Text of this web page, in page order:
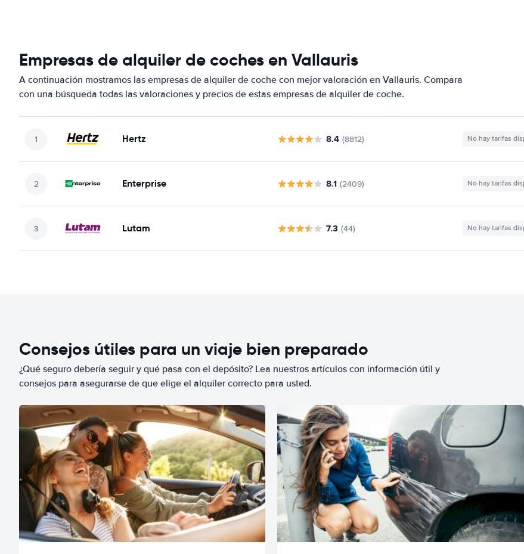
Empresas de alquiler de coches en Vallauris
A continuación mostramos las empresas de alquiler de coche con mejor valoración en Vallauris. Compara
con una búsqueda todas las valoraciones y precios de estas empresas de alquiler de coche.
Hertz 8.4 (8812) No hay tarifas
Enterprise 8.1 (2409) No hay tarifas
Lutam 7.3 (44) No hay tarifas
Consejos útiles para un viaje bien preparado
¿Qué seguro debería seguir y qué pasa con el depósito? Lea nuestros artículos con información útil y
consejos para asegurarse de que elige el alquiler correcto para usted.